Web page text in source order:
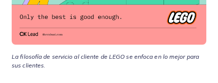
La filosofía de servicio al cliente de LEGO se enfoca en lo mejor para
sus clientes.